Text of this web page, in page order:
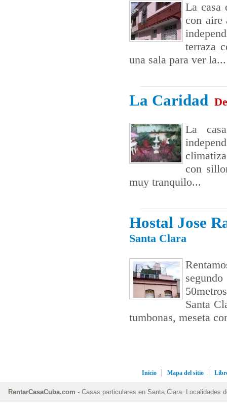
La casa
con aire
terraza
una sala para ver la...
La Caridad
La
con
muy tranquilo...
Hostal Jose
Santa Clara
Santa
tumbonas, meseta
Inicio Mapa del sitio
RentarCasaCuba.com - Casas particulares en Santa Clara. Localidades